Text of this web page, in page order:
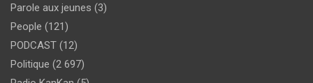
Parole aux jeunes (3)
People (121)
PODCAST (12)
Politique (2 697)